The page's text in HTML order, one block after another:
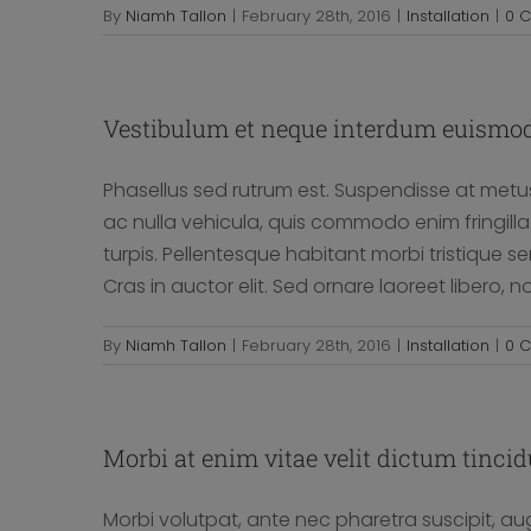
By Niamh Tallon | February 28th, 2016 | Installation | 0
Vestibulum et neque interdum
Phasellus sed rutrum est. Suspendisse at
ac nulla vehicula, quis commodo enim
turpis. Pellentesque habitant morbi tristique
Cras in auctor elit. Sed ornare laoreet libero,
By Niamh Tallon | February 28th, 2016 | Installation | 0
Morbi at enim vitae velit dictum
Morbi volutpat, ante nec pharetra suscipit,